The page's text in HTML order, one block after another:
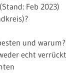
Feb 2023)
und warum?
echt verrückt